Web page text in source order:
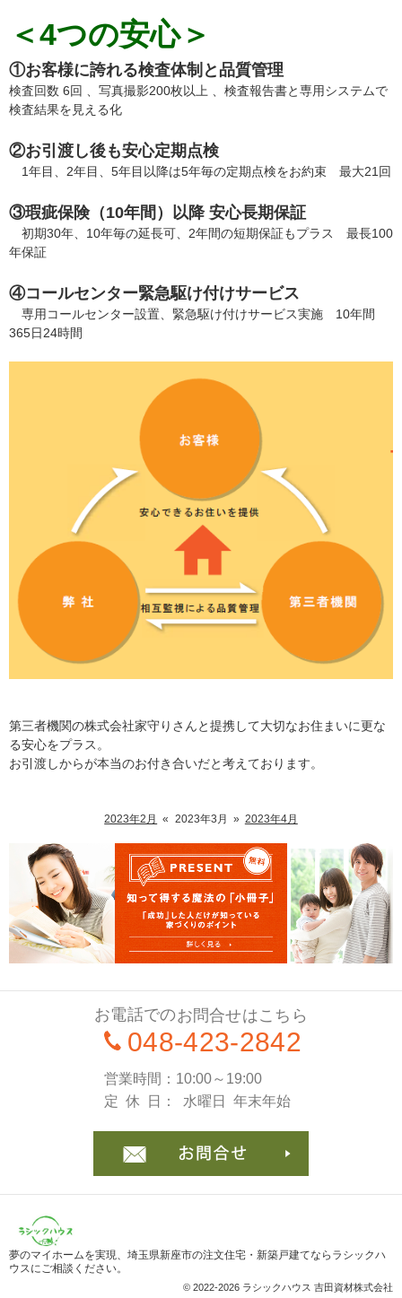
＜4つの安心＞
①お客様に誇れる検査体制と品質管理
検査回数 6回 、写真撮影200枚以上 、検査報告書と専用システムで
検査結果を見える化
②お引渡し後も安心定期点検
1年目、2年目、5年目以降は5年毎の定期点検をお約束 最大21回
③瑕疵保険（10年間）以降 安心長期保証
初期30年、10年毎の延長可、2年間の短期保証もプラス 最長100
年保証
④コールセンター緊急駆け付けサービス
専用コールセンター設置、緊急駆け付けサービス実施 10年間
365日24時間
第三者機関の株式会社家守りさんと提携して大切なお住まいに更な
る安心をプラス。
お引渡しからが本当のお付き合いだと考えております。
2023年2月 « 2023年3月 » 2023年4月
お電話でのお問合せはこちら
048-423-2842
営業時間
10:00～19:00
定休日
水曜日 年末年始
© 2022-2026 ラシックハウス 吉田資材株式会社
夢のマイホームを実現、 埼玉県新座市の注文住宅・新築戸建てならラシックハ
ウスにご相談ください。